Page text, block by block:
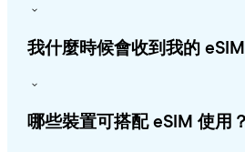
我什麼時候會收到我的 eSIM
哪些裝置可搭配 eSIM 使用？